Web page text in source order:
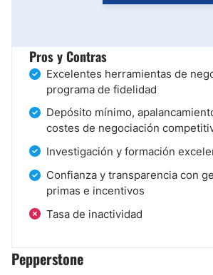
Pros y Contras
Excelentes herramientas de
programa de fidelidad
Depósito mínimo,
costes de negociación
Investigación y formación
Confianza y transparencia con
primas e incentivos
Tasa de inactividad
Pepperstone